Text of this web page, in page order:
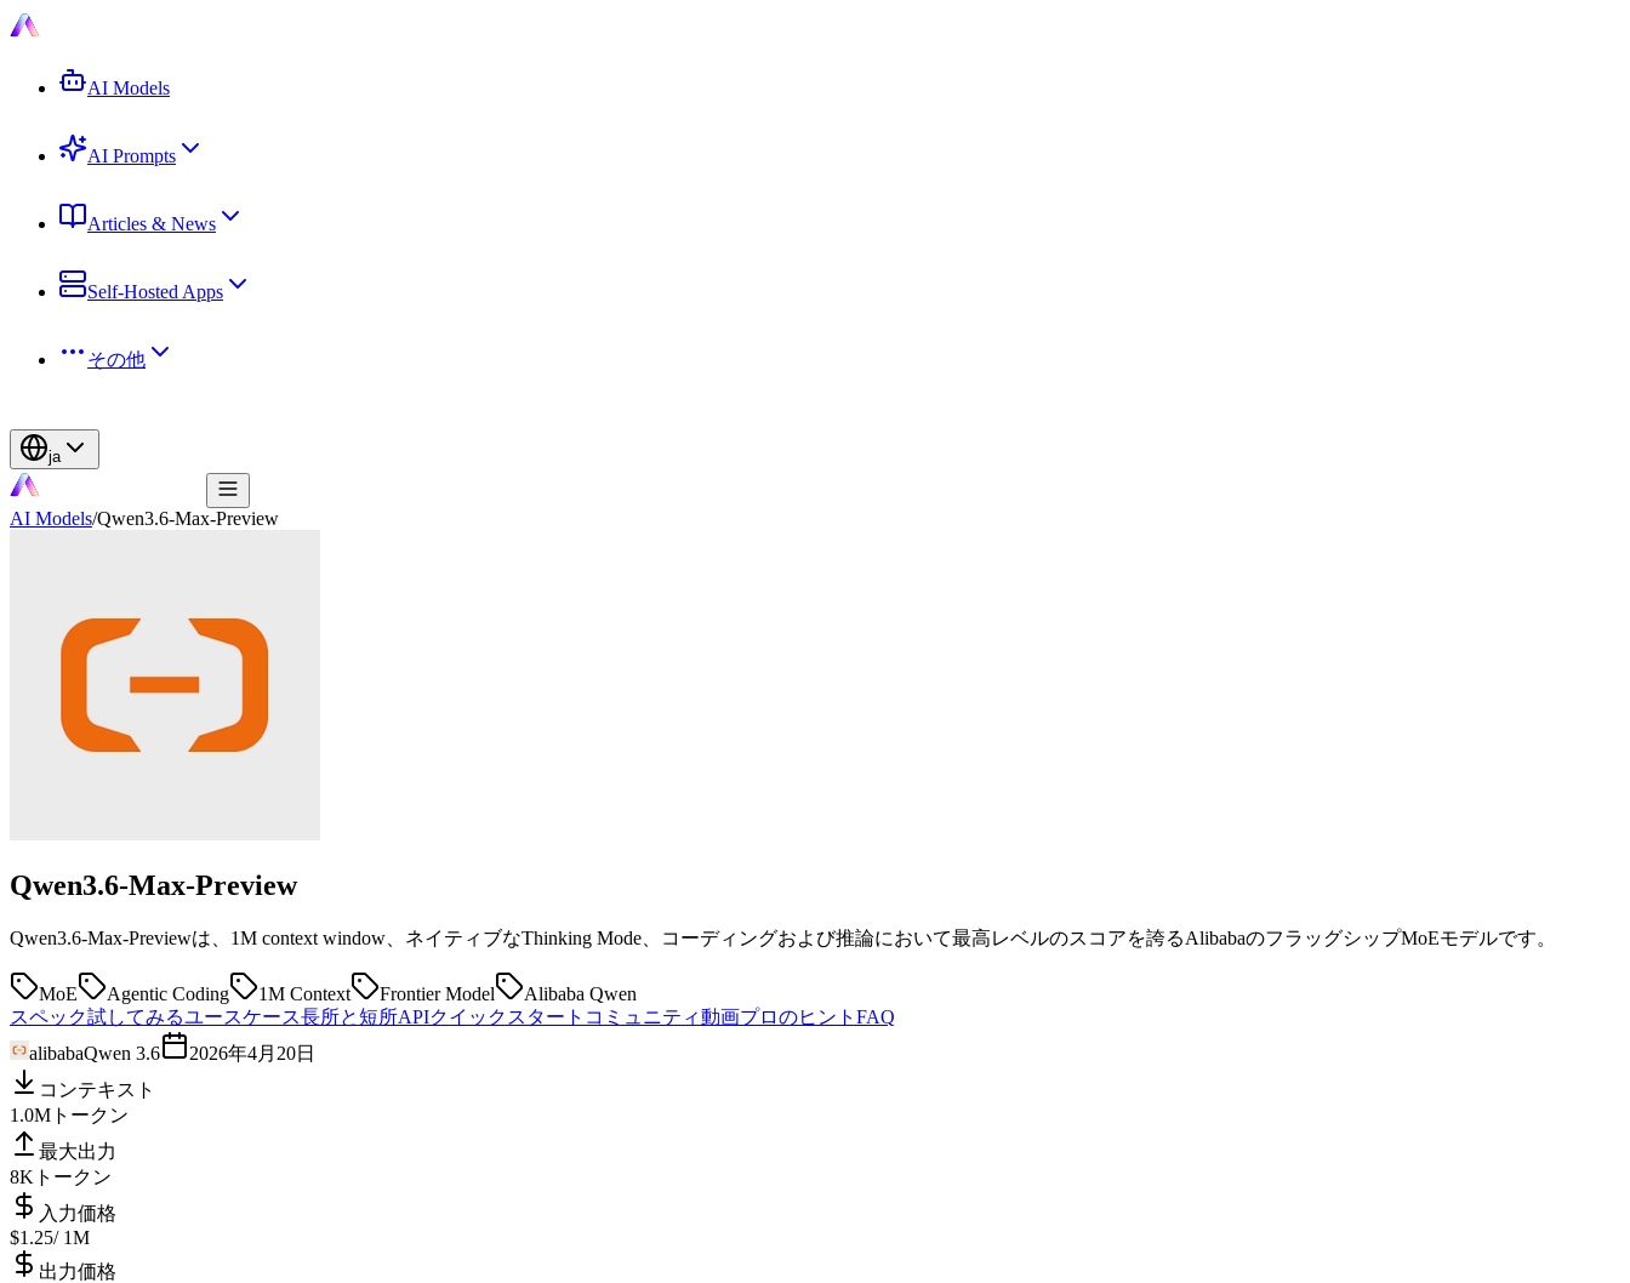
AI Models
AI Prompts
Articles & News
Self-Hosted Apps
その他
ja
AI Models/Qwen3.6-Max-Preview
Qwen3.6-Max-Preview
Qwen3.6-Max-Previewは、1M context window、ネイティブなThinking Mode、コーディングおよび推論において最高レベルのスコアを誇るAlibabaのフラッグシップMoEモデルです。
MoE Agentic Coding 1M Context Frontier Model
Alibaba Qwen
スペック試してみるユースケース長所と短所APIクイックスタート コミュニティ動画プロのヒント FAQ
alibabaQwen 3.6
2026年4月20日
コンテキスト
1.0M トークン
最大出力
8K トークン
入力価格
$1.25/ 1M
出力価格